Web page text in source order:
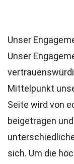
Unser
Unser
Mittelpunkt
Seite wird von
beigetragen
sich. Um die